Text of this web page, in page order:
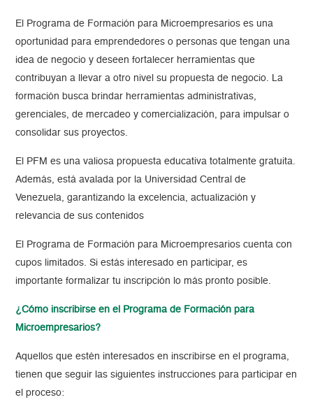
El Programa de Formación para Microempresarios es una
oportunidad para emprendedores o personas que tengan una
idea de negocio y deseen fortalecer herramientas que
contribuyan a llevar a otro nivel su propuesta de negocio. La
formación busca brindar herramientas administrativas,
gerenciales, de mercadeo y comercialización, para impulsar o
consolidar sus proyectos.
El PFM es una valiosa propuesta educativa totalmente gratuita.
Además, está avalada por la Universidad Central de
Venezuela, garantizando la excelencia, actualización y
relevancia de sus contenidos
El Programa de Formación para Microempresarios cuenta con
cupos limitados. Si estás interesado en participar, es
importante formalizar tu inscripción lo más pronto posible.
¿Cómo inscribirse en el Programa de Formación para
Microempresarios?
Aquellos que estén interesados en inscribirse en el programa,
tienen que seguir las siguientes instrucciones para participar en
el proceso: